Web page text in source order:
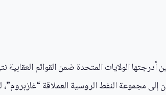
الولايات المتحدة ضمن القوائم